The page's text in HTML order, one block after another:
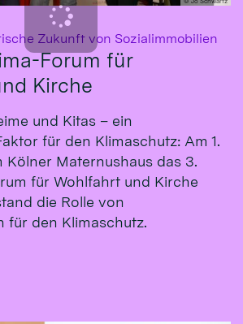
Zukunft von Sozialimmobilien
Forum für
Kirche
und Kitas – ein
für den Klimaschutz: Am 1.
Maternushaus das 3.
für Wohlfahrt und Kirche
die Rolle von
für den Klimaschutz.